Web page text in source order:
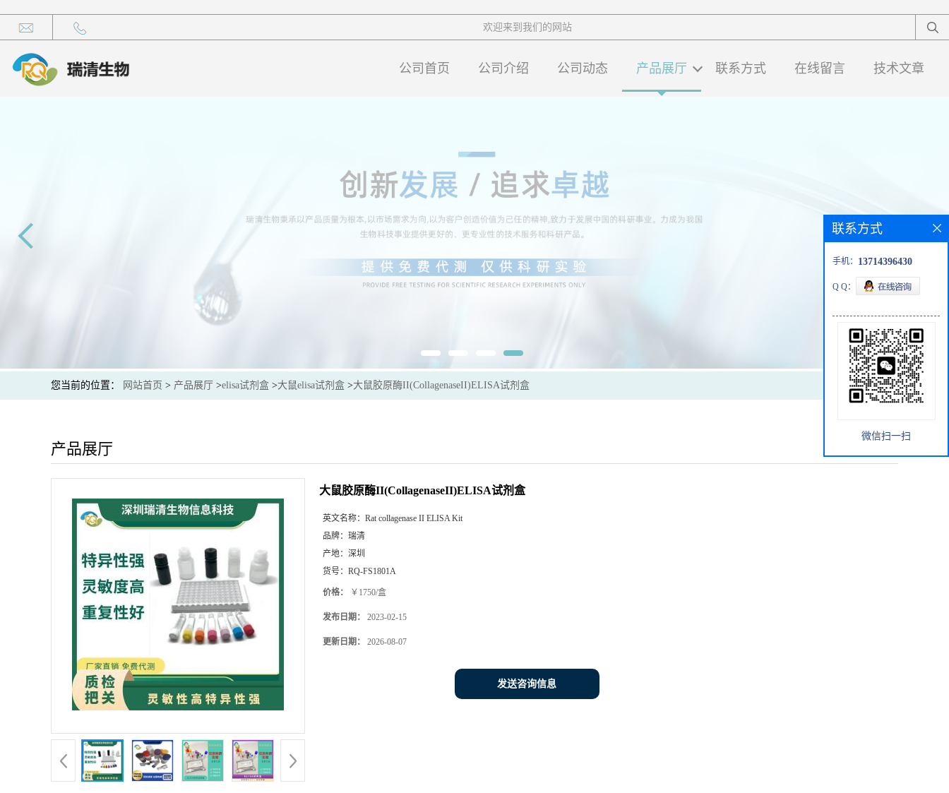
欢迎来到我们的网站
公司首页 公司介绍 公司动态 产品展厅 联系方式 在线留言 技术文章
您当前的位置： 网站首页 > 产品展厅 >elisa试剂盒 >大鼠elisa试剂盒 >大鼠胶原酶II(CollagenaseII)ELISA试剂盒
产品展厅
大鼠胶原酶II(CollagenaseII)ELISA试剂盒
英文名称： Rat collagenase II ELISA Kit
品牌： 瑞清
产地： 深圳
货号： RQ-FS1801A
价格： ￥1750/盒
发布日期： 2023-02-15
更新日期： 2026-08-07
发送咨询信息
联系方式
手机： 13714396430
Q Q：
微信扫一扫